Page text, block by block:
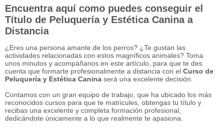
Encuentra aquí como puedes conseguir el
Título de Peluquería y Estética Canina a
Distancia
¿Eres una persona amante de los perros? ¿Te gustan las
actividades relacionadas con estos magníficos animales? Toma
unos minutos y acompáñanos en este artículo, para que te des
cuenta que formarte profesionalmente a distancia con el Curso de
Peluquería y Estética Canina será una excelente decisión.
Contamos con un gran equipo de trabajo, que ha ubicado los más
reconocidos cursos para que te matricules, obtengas tu título y
recibas una excelente y completa formación profesional,
dedicándote únicamente a lo que realmente te apasiona.